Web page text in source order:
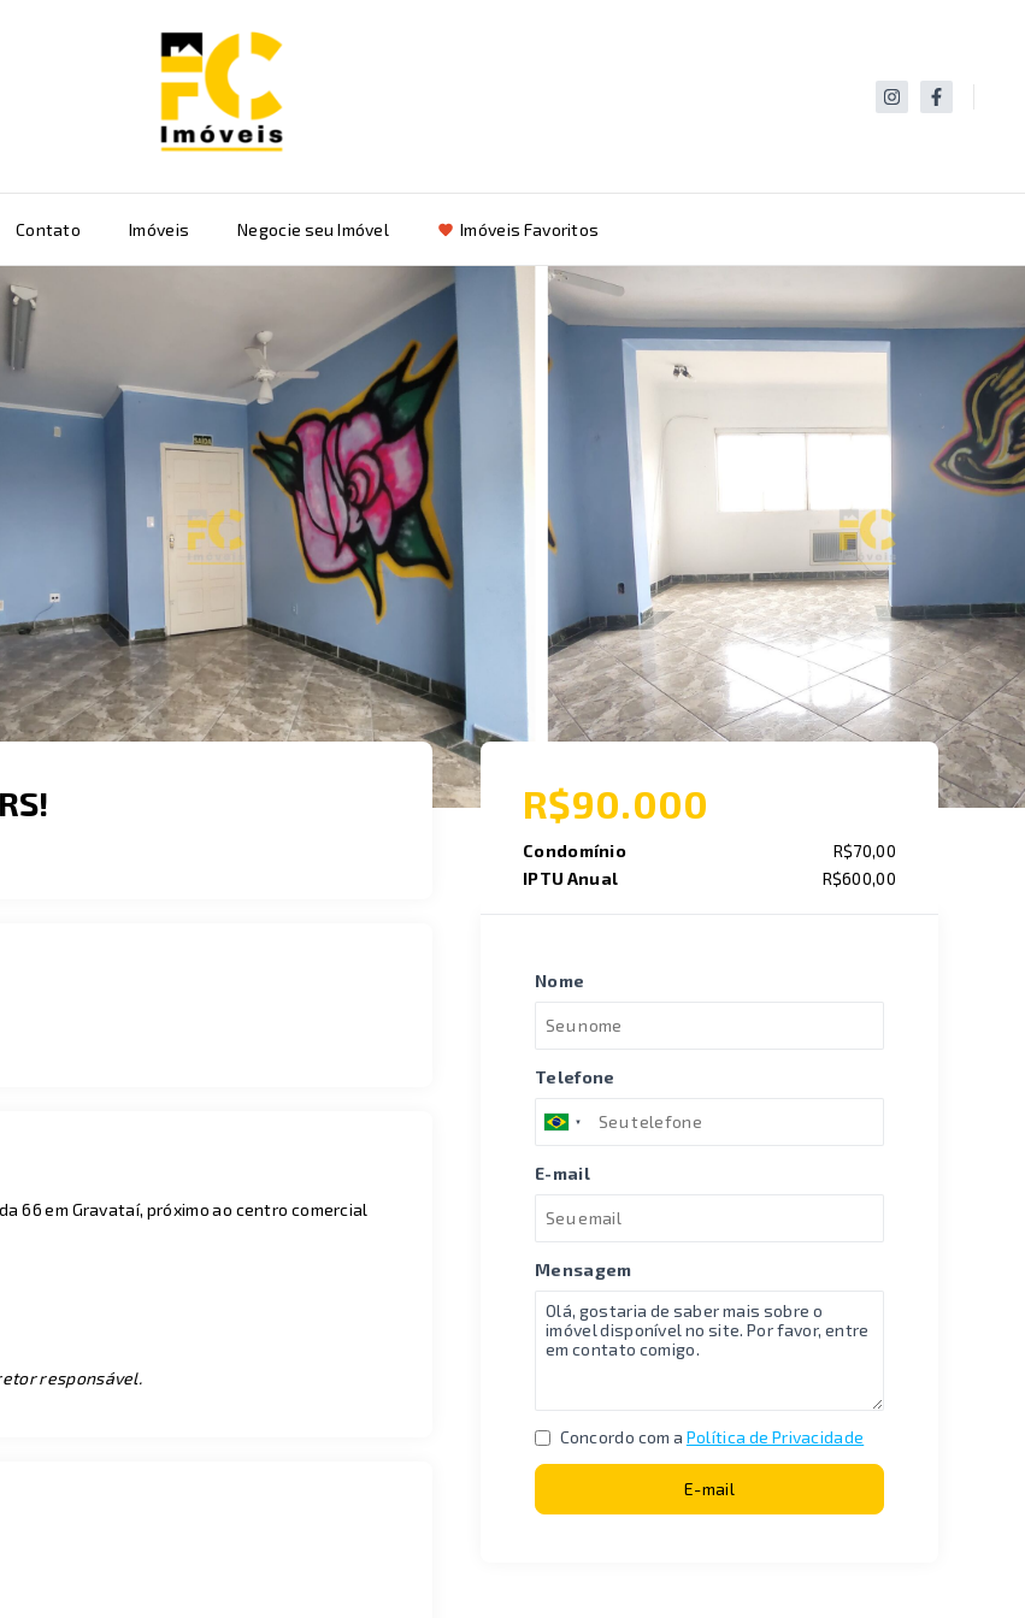
Contato Imóveis Negocie seu Imóvel Imóveis Favoritos
66 em Gravataí, próximo ao centro comercial
responsável.
R$90.000
Condomínio
R$70,00
IPTU Anual
R$600,00
Nome
Telefone
E-mail
Mensagem
Concordo com a Política de Privacidade
E-mail